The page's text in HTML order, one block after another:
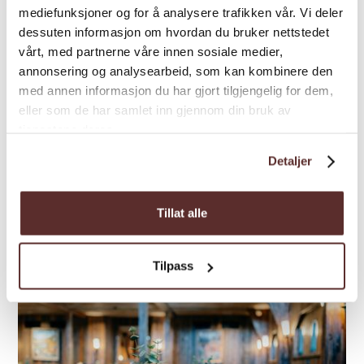
mediefunksjoner og for å analysere trafikken vår. Vi deler
dessuten informasjon om hvordan du bruker nettstedet
vårt, med partnerne våre innen sosiale medier,
annonsering og analysearbeid, som kan kombinere den
med annen informasjon du har gjort tilgjengelig for dem,
eller som de har samlet inn gjennom din bruk av
Detaljer
Tillat alle
Tilpass
Local produzierte Lebensmittel | Restaurant
Restaurant Tyssedal Hotel
Norwegische und internationale
Geschmackserlebnisse in Kombination mit
beeindruckender Kunst. Im Restaurant des